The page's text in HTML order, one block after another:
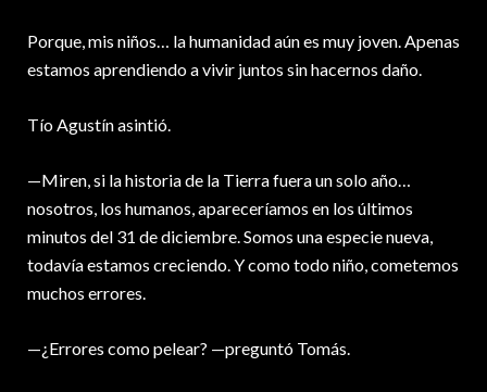
Porque, mis niños… la humanidad aún es muy joven. Apenas
estamos aprendiendo a vivir juntos sin hacernos daño.
Tío Agustín asintió.
—Miren, si la historia de la Tierra fuera un solo año…
nosotros, los humanos, apareceríamos en los últimos
minutos del 31 de diciembre. Somos una especie nueva,
todavía estamos creciendo. Y como todo niño, cometemos
muchos errores.
—¿Errores como pelear? —preguntó Tomás.